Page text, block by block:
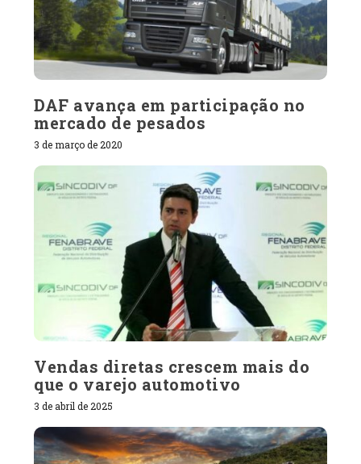
DAF avança em participação no
mercado de pesados
3 de março de 2020
Vendas diretas crescem mais do
que o varejo automotivo
3 de abril de 2025